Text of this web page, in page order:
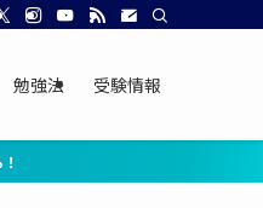
勉強法 受験情報